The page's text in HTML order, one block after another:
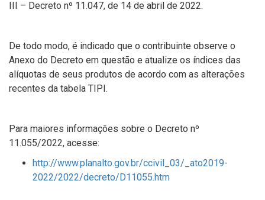
III – Decreto nº 11.047, de 14 de abril de 2022.
De todo modo, é indicado que o contribuinte observe o
Anexo do Decreto em questão e atualize os índices das
alíquotas de seus produtos de acordo com as alterações
recentes da tabela TIPI.
Para maiores informações sobre o Decreto nº
11.055/2022, acesse:
http://www.planalto.gov.br/ccivil_03/_ato2019-
2022/2022/decreto/D11055.htm